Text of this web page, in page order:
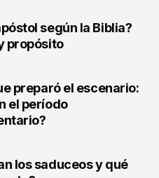
según la Biblia?
propósito
preparó el escenario:
el período
los saduceos y qué